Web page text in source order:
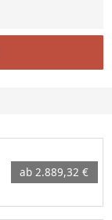
ab 2.889,32 €